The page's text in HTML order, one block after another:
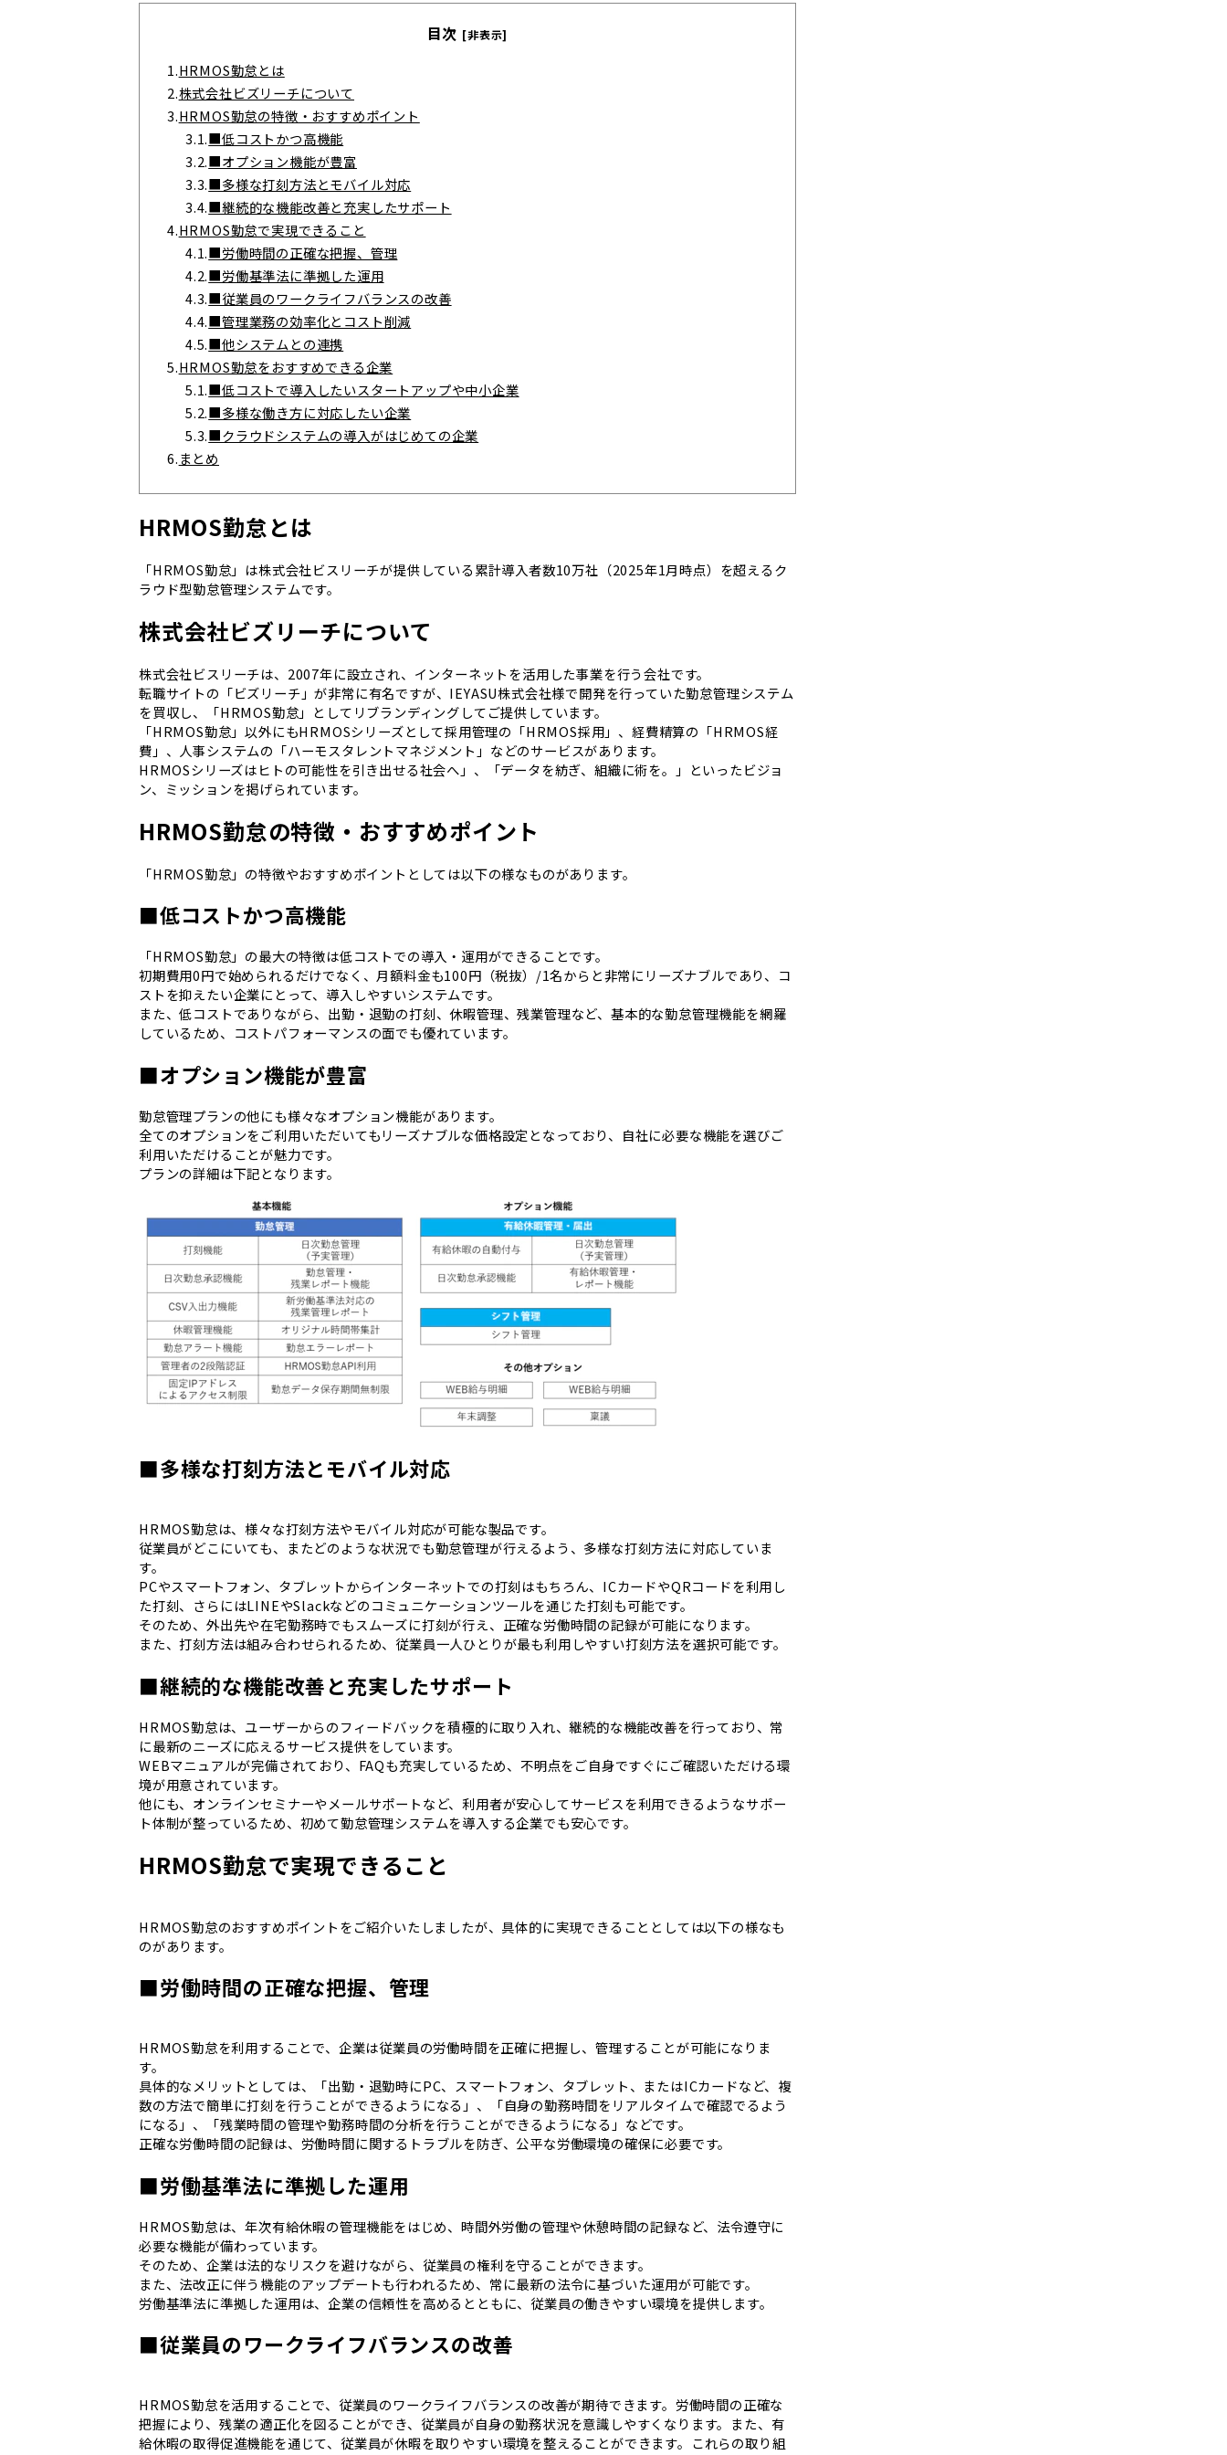
目次 [非表示]
1.HRMOS勤怠とは
2.株式会社ビズリーチについて
3.HRMOS勤怠の特徴・おすすめポイント
3.1.■低コストかつ高機能
3.2.■オプション機能が豊富
3.3.■多様な打刻方法とモバイル対応
3.4.■継続的な機能改善と充実したサポート
4.HRMOS勤怠で実現できること
4.1.■労働時間の正確な把握、管理
4.2.■労働基準法に準拠した運用
4.3.■従業員のワークライフバランスの改善
4.4.■管理業務の効率化とコスト削減
4.5.■他システムとの連携
5.HRMOS勤怠をおすすめできる企業
5.1.■低コストで導入したいスタートアップや中小企業
5.2.■多様な働き方に対応したい企業
5.3.■クラウドシステムの導入がはじめての企業
6.まとめ
HRMOS勤怠とは
「HRMOS勤怠」は株式会社ビスリーチが提供している累計導入者数10万社（2025年1月時点）を超えるク
ラウド型勤怠管理システムです。
株式会社ビズリーチについて
株式会社ビスリーチは、2007年に設立され、インターネットを活用した事業を行う会社です。
転職サイトの「ビズリーチ」が非常に有名ですが、IEYASU株式会社様で開発を行っていた勤怠管理システム
を買収し、「HRMOS勤怠」としてリブランディングしてご提供しています。
「HRMOS勤怠」以外にもHRMOSシリーズとして採用管理の「HRMOS採用」、経費精算の「HRMOS経
費」、人事システムの「ハーモスタレントマネジメント」などのサービスがあります。
HRMOSシリーズはヒトの可能性を引き出せる社会へ」、「データを紡ぎ、組織に術を。」といったビジョ
ン、ミッションを掲げられています。
HRMOS勤怠の特徴・おすすめポイント
「HRMOS勤怠」の特徴やおすすめポイントとしては以下の様なものがあります。
■低コストかつ高機能
「HRMOS勤怠」の最大の特徴は低コストでの導入・運用ができることです。
初期費用0円で始められるだけでなく、月額料金も100円（税抜）/1名からと非常にリーズナブルであり、コ
ストを抑えたい企業にとって、導入しやすいシステムです。
また、低コストでありながら、出勤・退勤の打刻、休暇管理、残業管理など、基本的な勤怠管理機能を網羅
しているため、コストパフォーマンスの面でも優れています。
■オプション機能が豊富
勤怠管理プランの他にも様々なオプション機能があります。
全てのオプションをご利用いただいてもリーズナブルな価格設定となっており、自社に必要な機能を選びご
利用いただけることが魅力です。
プランの詳細は下記となります。
■多様な打刻方法とモバイル対応
HRMOS勤怠は、様々な打刻方法やモバイル対応が可能な製品です。
従業員がどこにいても、またどのような状況でも勤怠管理が行えるよう、多様な打刻方法に対応していま
す。
PCやスマートフォン、タブレットからインターネットでの打刻はもちろん、ICカードやQRコードを利用し
た打刻、さらにはLINEやSlackなどのコミュニケーションツールを通じた打刻も可能です。
そのため、外出先や在宅勤務時でもスムーズに打刻が行え、正確な労働時間の記録が可能になります。
また、打刻方法は組み合わせられるため、従業員一人ひとりが最も利用しやすい打刻方法を選択可能です。
■継続的な機能改善と充実したサポート
HRMOS勤怠は、ユーザーからのフィードバックを積極的に取り入れ、継続的な機能改善を行っており、常
に最新のニーズに応えるサービス提供をしています。
WEBマニュアルが完備されており、FAQも充実しているため、不明点をご自身ですぐにご確認いただける環
境が用意されています。
他にも、オンラインセミナーやメールサポートなど、利用者が安心してサービスを利用できるようなサポー
ト体制が整っているため、初めて勤怠管理システムを導入する企業でも安心です。
HRMOS勤怠で実現できること
HRMOS勤怠のおすすめポイントをご紹介いたしましたが、具体的に実現できることとしては以下の様なも
のがあります。
■労働時間の正確な把握、管理
HRMOS勤怠を利用することで、企業は従業員の労働時間を正確に把握し、管理することが可能になりま
す。
具体的なメリットとしては、「出勤・退勤時にPC、スマートフォン、タブレット、またはICカードなど、複
数の方法で簡単に打刻を行うことができるようになる」、「自身の勤務時間をリアルタイムで確認でるよう
になる」、「残業時間の管理や勤務時間の分析を行うことができるようになる」などです。
正確な労働時間の記録は、労働時間に関するトラブルを防ぎ、公平な労働環境の確保に必要です。
■労働基準法に準拠した運用
HRMOS勤怠は、年次有給休暇の管理機能をはじめ、時間外労働の管理や休憩時間の記録など、法令遵守に
必要な機能が備わっています。
そのため、企業は法的なリスクを避けながら、従業員の権利を守ることができます。
また、法改正に伴う機能のアップデートも行われるため、常に最新の法令に基づいた運用が可能です。
労働基準法に準拠した運用は、企業の信頼性を高めるとともに、従業員の働きやすい環境を提供します。
■従業員のワークライフバランスの改善
HRMOS勤怠を活用することで、従業員のワークライフバランスの改善が期待できます。労働時間の正確な
把握により、残業の適正化を図ることができ、従業員が自身の勤務状況を意識しやすくなります。また、有
給休暇の取得促進機能を通じて、従業員が休暇を取りやすい環境を整えることができます。これらの取り組